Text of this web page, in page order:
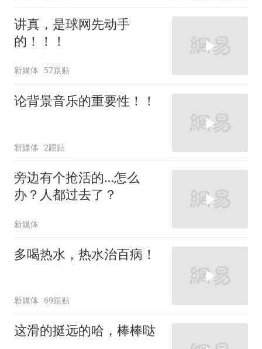
讲真，是球网先动手
的！！！
新媒体 57跟贴
论背景音乐的重要性！！
新媒体 2跟贴
旁边有个抢活的…怎么
办？人都过去了？
新媒体
多喝热水，热水治百病！
新媒体 69跟贴
这滑的挺远的哈，棒棒哒